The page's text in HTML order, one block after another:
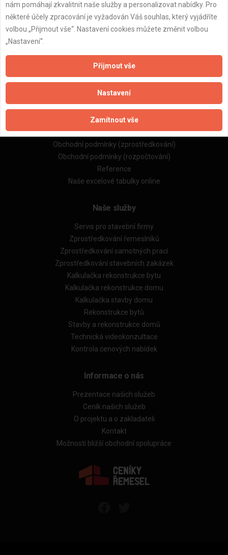
Aktualizováno z portálu ARES dne 01.12.2024 22:45:07
Důležité informace
Naše firmy a řemeslníci
Zpracování a ochrana osobních údajů
Zásady pro používání souborů cookie
Obchodní podmínky (zprostředkování)
Obchodní podmínky (rozpočtování)
Reference
Naše excelové tabulky online
Naše služby
Servis pro stavební firmy
Zprostředkování řemeslníků
Zprostředkování samotných prací
Zprostředkování stavebních zakázek
Kalkulačka rekonstrukce bytu
Kalkulačka rekonstrukce domu
Kalkulačka stavby domu
Rekonstrukce bytů
Stavby a rekonstrukce domů
Technická videokonzultace
Kontrola cenových nabídek
Informace o nás
Prezentace našich služeb
Ceník našich služeb
O projektu a o zakladateli
Kontakt
Možnosti bližší obchodní spolupráce
nám pomáhají zkvalitnit naše služby a personalizovat nabídky. Pro
některé účely zpracování je vyžadován Váš souhlas, který vyjádříte
volbou „Přijmout vše“. Nastavení cookies můžete změnit volbou
„Nastavení“.
Přijmout vše
Nastavení
Zamítnout vše